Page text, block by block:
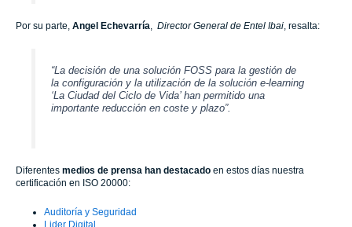
Por su parte, Angel Echevarría Director General de Entel Ibai , resalta:
“La decisión de una solución FOSS para la gestión de
la configuración y la utilización de la solución e-learning
‘La Ciudad del Ciclo de Vida’ han permitido una
importante reducción en coste y plazo”.
Diferentes medios de prensa han destacado en estos días nuestra
certificación en ISO 20000:
Auditoría y Seguridad
Lider Digital